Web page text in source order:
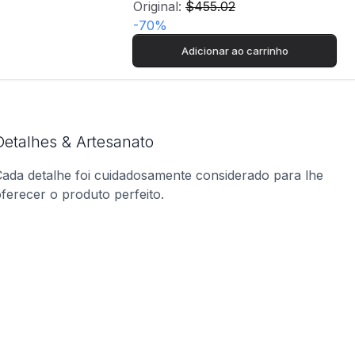
Original: $455.02
-70%
Adicionar ao carrinho
& Artesanato
detalhe foi cuidadosamente considerado para lhe
o produto perfeito.